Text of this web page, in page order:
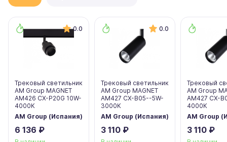
0.0
Трековый светильник
AM Group MAGNET
AM426 CX-P20G 10W-
4000K
AM Group (Испания)
6 136 ₽
0.0
Трековый светильник
AM Group MAGNET
AM427 CX-B05--5W-
3000K
AM Group (Испания)
3 110 ₽
Трековый
AM Group
AM427 CX-
4000K
AM Group
3 110 ₽